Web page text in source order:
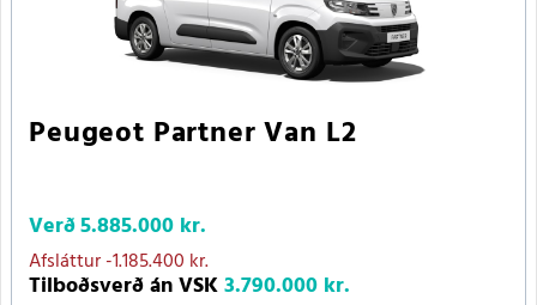
Peugeot Partner Van L2
Verð5.885.000 kr.
Afsláttur-1.185.400 kr.
Tilboðsverð án VSK3.790.000 kr.